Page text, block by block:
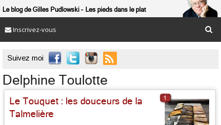
Le blog de Gilles Pudlowski Les pieds dans le plat
Inscrivez-vous
Suivez moi 
Delphine Toulotte
Le Touquet : les douceurs de la
Talmelière
1